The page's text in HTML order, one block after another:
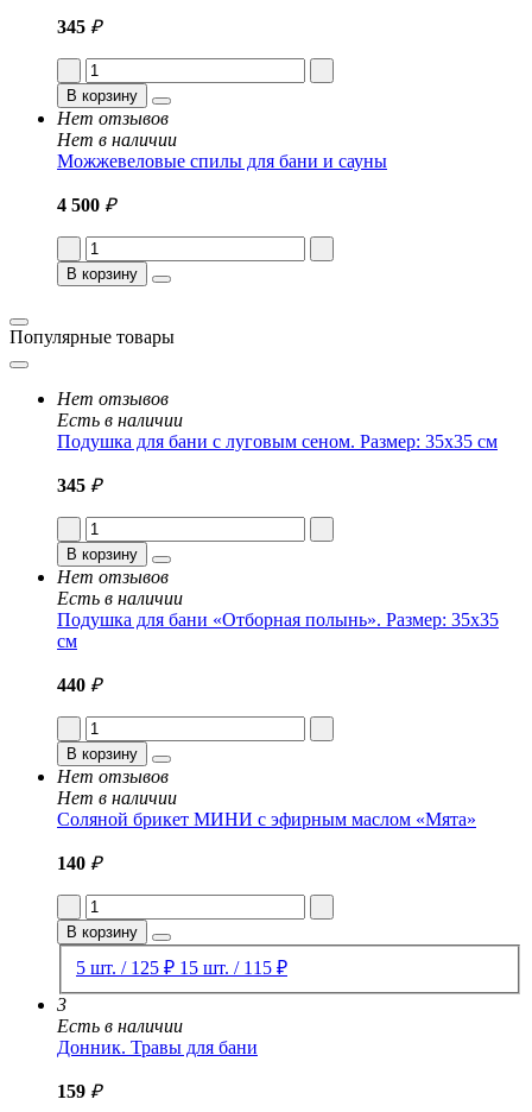
345 ₽
В корзину
Нет отзывов
Нет в наличии
Можжевеловые спилы для бани и сауны
4 500 ₽
В корзину
Популярные товары
Нет отзывов
Есть в наличии
Подушка для бани с луговым сеном. Размер: 35x35 см
345 ₽
В корзину
Нет отзывов
Есть в наличии
Подушка для бани «Отборная полынь». Размер: 35x35
см
440 ₽
В корзину
Нет отзывов
Нет в наличии
Соляной брикет МИНИ с эфирным маслом «Мята»
140 ₽
В корзину
5 шт. / 125 ₽ 15 шт. / 115 ₽
3
Есть в наличии
Донник. Травы для бани
159 ₽